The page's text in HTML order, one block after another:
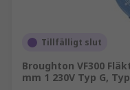
Tillfälligt slut
Broughton VF300
mm 1 230V Typ G,